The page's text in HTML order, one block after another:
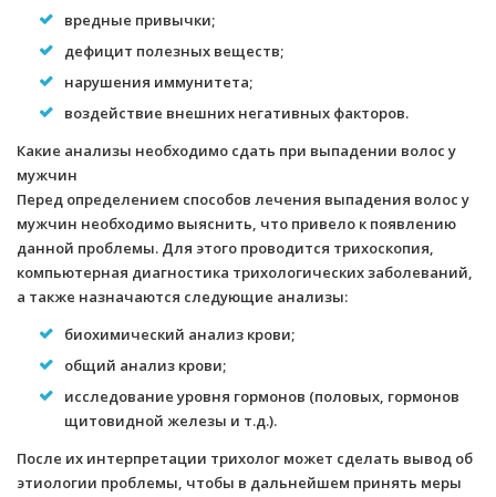
вредные привычки;
дефицит полезных веществ;
нарушения иммунитета;
воздействие внешних негативных факторов.
Какие анализы необходимо сдать при выпадении волос у
мужчин
Перед определением способов лечения выпадения волос у
мужчин необходимо выяснить, что привело к появлению
данной проблемы. Для этого проводится трихоскопия,
компьютерная диагностика трихологических заболеваний,
а также назначаются следующие анализы:
биохимический анализ крови;
общий анализ крови;
исследование уровня гормонов (половых, гормонов
щитовидной железы и т.д.).
После их интерпретации трихолог может сделать вывод об
этиологии проблемы, чтобы в дальнейшем принять меры